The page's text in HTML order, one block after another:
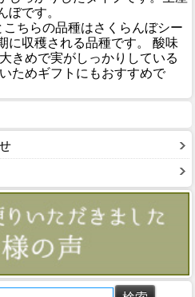
ぼです。
ちらの品種はさくらんぼシー
に収穫される品種です。 酸味
きめで実がしっかりしている
ためギフトにもおすすめで